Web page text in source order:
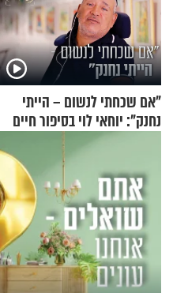
"אם שכחתי לנשום – הייתי
נחנק": יוחאי לוי בסיפור חיים
מעורר השראה